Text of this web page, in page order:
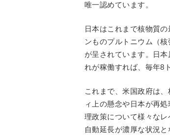
唯一認めています。
日本はこれまで核物質
ンものプルトニウム（
が呈されています。日
れが稼働すれば、毎年8
これまで、米国政府は
ィ上の懸念や日本が再
理政策について様々な
自動延長が濃厚な状況と